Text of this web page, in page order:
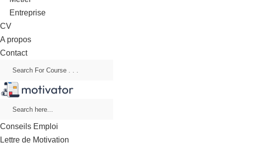
Entreprise
CV
A propos
Contact
Conseils Emploi
Lettre de Motivation